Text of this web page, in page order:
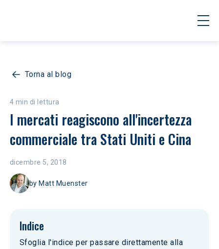
Torna al blog
4 min di lettura
I mercati reagiscono all'incertezza
commerciale tra Stati Uniti e Cina
dicembre 5, 2018
by Matt Muenster
Indice
Sfoglia l'indice per passare direttamente alla